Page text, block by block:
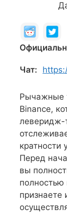
Чат:
Рычажные
Binance,
леверидж-
кратности
Перед
вы
признаете